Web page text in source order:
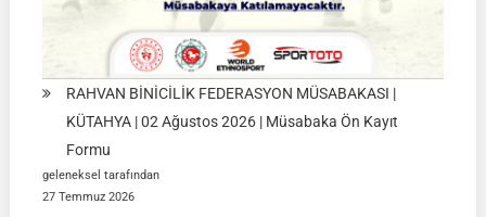
RAHVAN BİNİCİLİK FEDERASYON MÜSABAKASI |
KÜTAHYA | 02 Ağustos 2026 | Müsabaka Ön Kayıt
Formu
geleneksel tarafından
27 Temmuz 2026